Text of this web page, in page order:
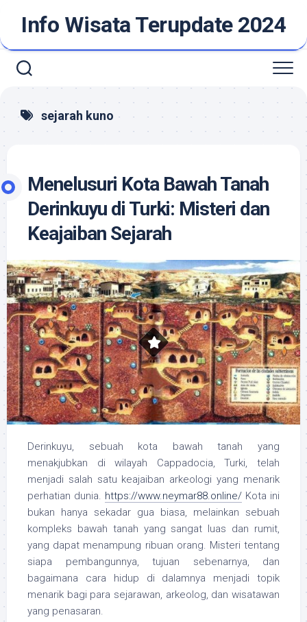
contentInfo Wisata Terupdate 2024
sejarah kuno
Menelusuri Kota Bawah Tanah
Derinkuyu di Turki: Misteri dan
Keajaiban Sejarah
Derinkuyu, sebuah kota bawah tanah yang
menakjubkan di wilayah Cappadocia, Turki, telah
menjadi salah satu keajaiban arkeologi yang menarik
perhatian dunia. https://www.neymar88.online/ Kota ini
bukan hanya sekadar gua biasa, melainkan sebuah
kompleks bawah tanah yang sangat luas dan rumit,
yang dapat menampung ribuan orang. Misteri tentang
siapa pembangunnya, tujuan sebenarnya, dan
bagaimana cara hidup di dalamnya menjadi topik
menarik bagi para sejarawan, arkeolog, dan wisatawan
yang penasaran.